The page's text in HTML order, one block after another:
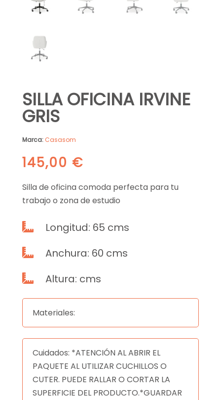
SILLA OFICINA IRVINE
GRIS
Marca: Casasom
145,00 €
Silla de oficina comoda perfecta para tu
trabajo o zona de estudio
 Longitud: 65 cms
 Anchura: 60 cms
 Altura: cms
Materiales:
Cuidados: *ATENCIÓN AL ABRIR EL
PAQUETE AL UTILIZAR CUCHILLOS O
CUTER. PUEDE RALLAR O CORTAR LA
SUPERFICIE DEL PRODUCTO.*GUARDAR